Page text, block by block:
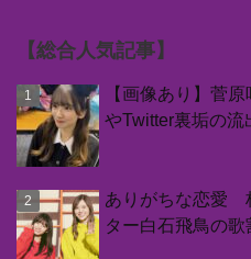
【総合人気記事】
【画像あり】菅
やTwitter裏垢の流
ありがちな恋愛
ター白石飛鳥の歌